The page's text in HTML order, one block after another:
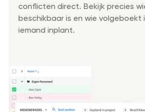
conflicten direct. Bekijk precies
beschikbaar is en wie volgeboekt
iemand inplant.